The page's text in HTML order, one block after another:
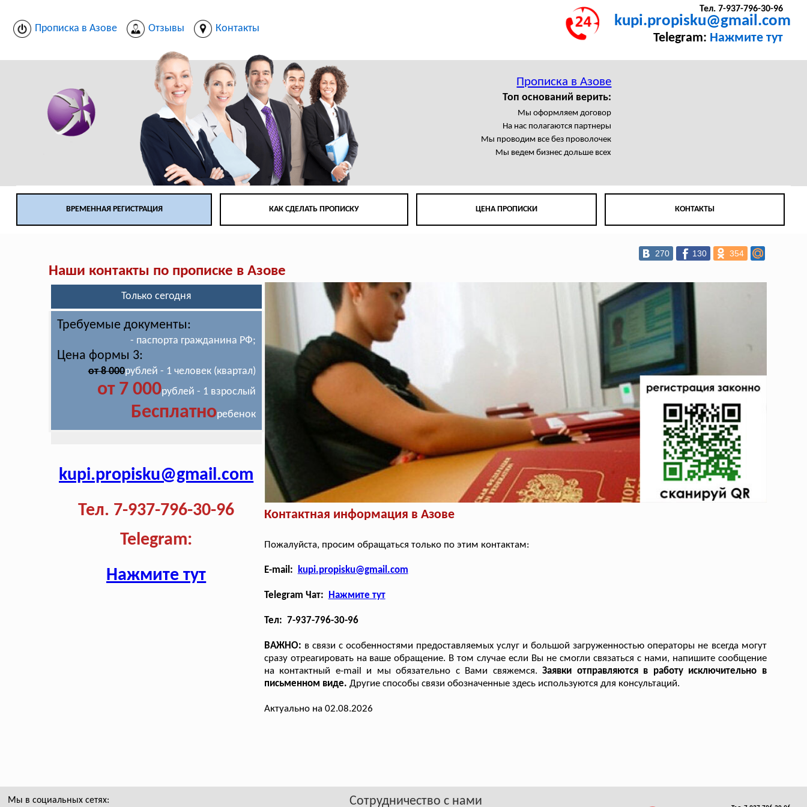
Прописка в Азове Отзывы Контакты
Тел. 7-937-796-30-96
kupi.propisku@gmail.com
Telegram: Нажмите тут
Прописка в Азове
Топ оснований верить:
Мы оформляем договор
На нас полагаются партнеры
Мы проводим все без проволочек
Мы ведем бизнес дольше всех
ВРЕМЕННАЯ РЕГИСТРАЦИЯ КАК СДЕЛАТЬ ПРОПИСКУ ЦЕНА ПРОПИСКИ КОНТАКТЫ
270 130 354
Наши контакты по прописке в Азове
Только сегодня
Требуемые документы:
- паспорта гражданина РФ;
Цена формы 3:
от 8 000рублей - 1 человек (квартал)
от 7 000рублей - 1 взрослый
Бесплатноребенок
kupi.propisku@gmail.com
Тел. 7-937-796-30-96
Telegram:
Нажмите тут
Контактная информация в Азове
Пожалуйста, просим обращаться только по этим контактам:
E-mail: kupi.propisku@gmail.com
Telegram Чат: Нажмите тут
Тел: 7-937-796-30-96
ВАЖНО: в связи с особенностями предоставляемых услуг и большой загруженностью операторы не всегда могут
сразу отреагировать на ваше обращение. В том случае если Вы не смогли связаться с нами, напишите сообщение
на контактный e-mail и мы обязательно с Вами свяжемся.Заявки отправляются в работу исключительно в
письменном виде. Другие способы связи обозначенные здесь используются для консультаций.
Актуально на 02.08.2026
Мы в социальных сетях: Сотрудничество с нами